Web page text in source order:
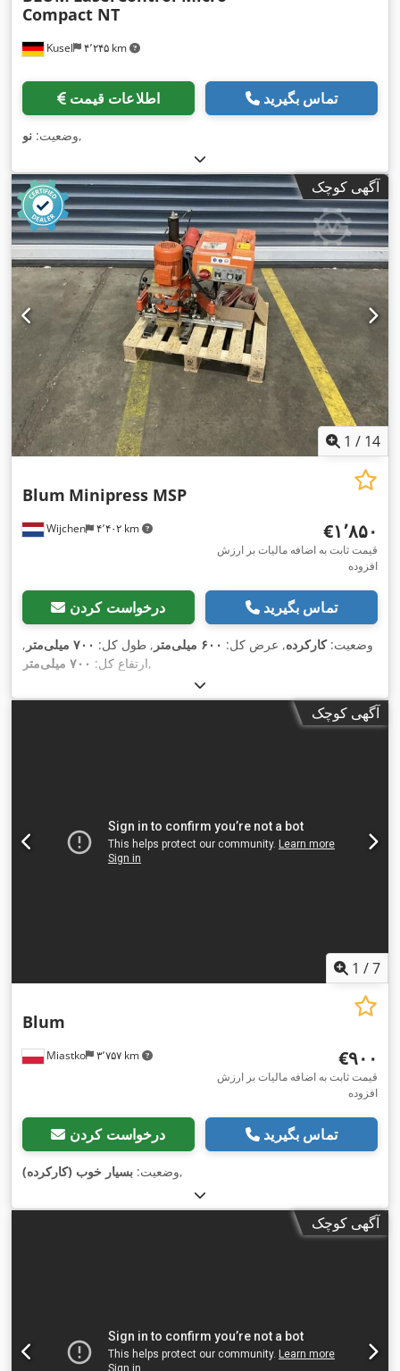
Kusel ۴٬۲۴۵ km
Compact NT
اطلاعات قیمت تماس بگیرید
وضعیت: نو ,
آگهی کوچک
1 / 14
Wijchen ۴٬۴۰۲ km
Blum Minipress MSP
‎€۱٬۸۵۰
قیمت ثابت به اضافه مالیات بر ارزش
افزوده
درخواست کردن تماس بگیرید
وضعیت:کارکرده, عرض کل: ۶۰۰ میلی‌متر , طول کل: ۷۰۰ میلی‌متر
,
ارتفاع کل: ۷۰۰ میلی‌متر ,
آگهی کوچک
1 /7
Miastko ۳٬۷۵۷ km
Blum
‎€۹۰۰
قیمت ثابت به اضافه مالیات بر ارزش
افزوده
درخواست کردن تماس بگیرید
وضعیت: بسیار خوب (کارکرده) ,
آگهی کوچک